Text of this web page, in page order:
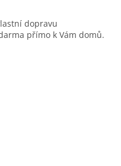
dopravu
přímo k Vám domů.